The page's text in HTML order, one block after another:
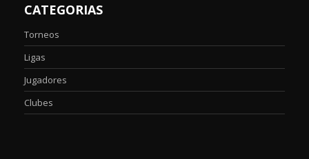
CATEGORIAS
Torneos
Ligas
Jugadores
Clubes